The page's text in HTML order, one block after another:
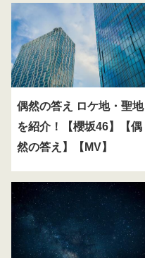
偶然の答え ロケ地・聖地
を紹介！【櫻坂46】【偶
然の答え】【MV】